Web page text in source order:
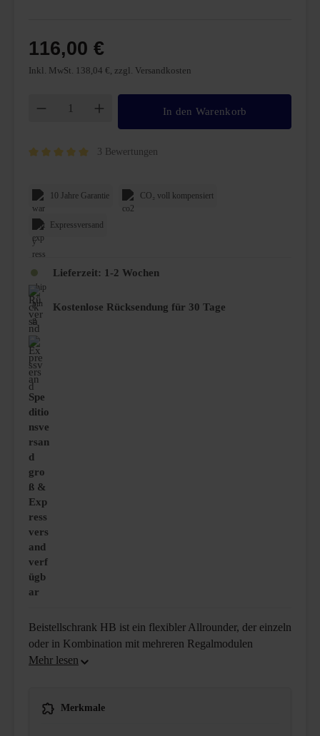
3 Bewertungen
10 Jahre Garantie CO₂ voll kompensiert
Expressversand
Lieferzeit: 1-2 Wochen
Kostenlose Rücksendung für 30 Tage
Spe
ditio
nsve
rsan
d
gro
ß &
Exp
ress
vers
and
verf
ügb
ar
Beistellschrank HB ist ein flexibler Allrounder, der einzeln
oder in Kombination mit mehreren Regalmodulen
116,00 €
Inkl. MwSt. 138,04 €, zzgl. Versandkosten
Produkt Anzahl: Gib den gewünschten
In den Warenkorb
Merkmale